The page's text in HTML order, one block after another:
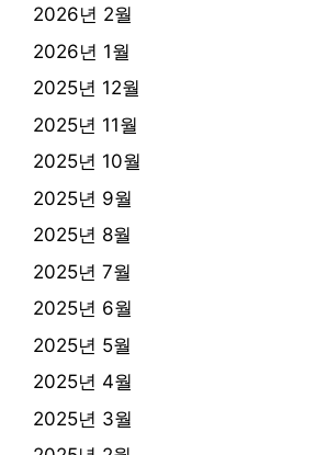
2026년 2월
2026년 1월
2025년 12월
2025년 11월
2025년 10월
2025년 9월
2025년 8월
2025년 7월
2025년 6월
2025년 5월
2025년 4월
2025년 3월